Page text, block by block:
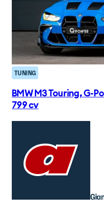
TUNING
BMW M3 Touring, G-
799 cv